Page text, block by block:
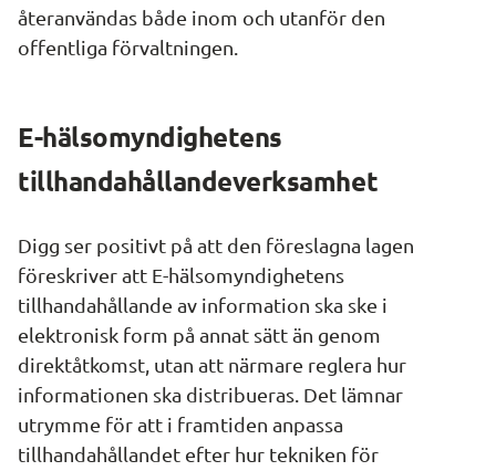
återanvändas både inom och utanför den
offentliga förvaltningen.
E-hälsomyndighetens
tillhandahållandeverksamhet
Digg ser positivt på att den föreslagna lagen
föreskriver att E-hälsomyndighetens
tillhandahållande av information ska ske i
elektronisk form på annat sätt än genom
direktåtkomst, utan att närmare reglera hur
informationen ska distribueras. Det lämnar
utrymme för att i framtiden anpassa
tillhandahållandet efter hur tekniken för